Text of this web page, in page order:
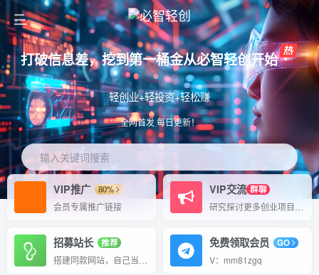
打破信息差，挖到第一桶金从必智轻创开始
轻创业+轻投资+轻松赚
全网首发 每日更新！
输入关键词搜索
VIP推广
80%
会员专属推广链接
VIP交流 群聊
招募站长
推荐
免费领取会员
GO
V：mm81zgq